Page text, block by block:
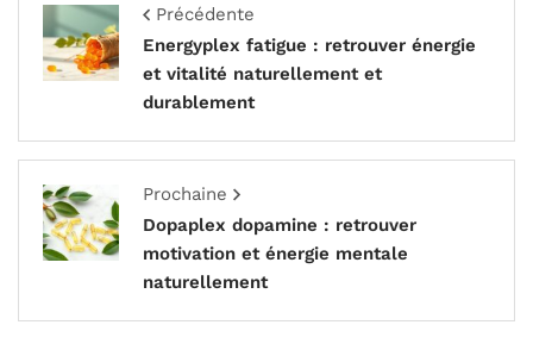
Précédente
Energyplex fatigue : retrouver énergie
et vitalité naturellement et
durablement
Prochaine
Dopaplex dopamine : retrouver
motivation et énergie mentale
naturellement